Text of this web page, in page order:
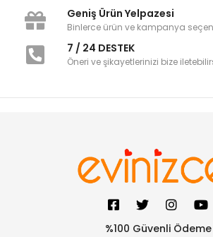
Geniş Ürün Yelpazesi
Binlerce ürün ve kampanya
7 / 24 DESTEK
Öneri ve şikayetlerinizi bize
%100 Güvenli Ödeme